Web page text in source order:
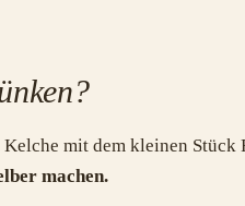
mit dem kleinen
machen.